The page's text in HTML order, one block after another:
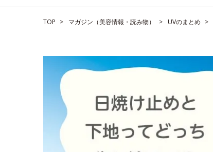
TOP マガジン（美容情報・読み物） UVのまとめ